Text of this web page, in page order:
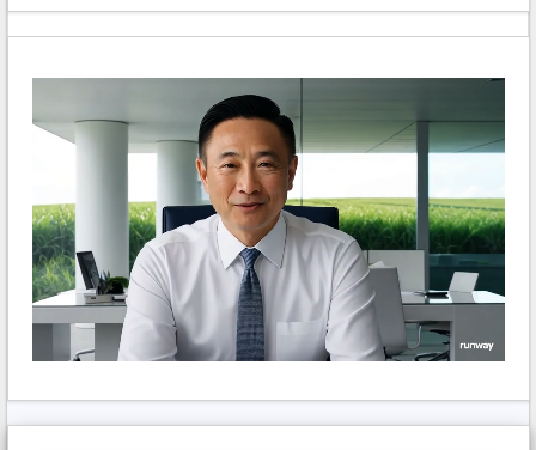
Hey there, You have done an excellent job.
I’ll certainly digg it and individually suggest
to my friends. I am confident they’ll be
benefited from this web site.
Trả lời
Tony4540viết:
7 Tháng 7, 2026 lúc 4:04 chiều